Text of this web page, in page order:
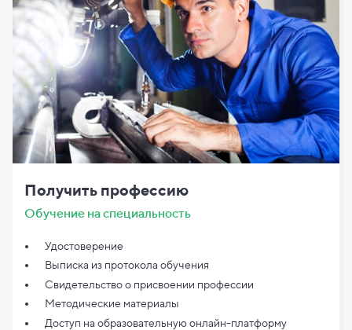
Получить профессию
Обучение на специальность
Удостоверение
Выписка из протокола обучения
Свидетельство о присвоении профессии
Методические материалы
Доступ на образовательную онлайн-платформу